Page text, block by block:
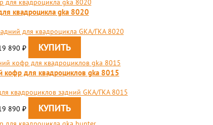
квадроцикла gka 8020
для квадроцикла GKA/ГКА 8020
890 ₽
кофр для квадроциклов gka 8015
квадроциклов задний GKA/ГКА 8015
890 ₽